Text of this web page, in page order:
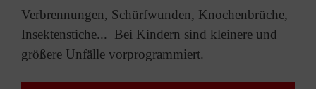
Verbrennungen, Schürfwunden, Knochenbrüche,
Insektenstiche... Bei Kindern sind kleinere und
größere Unfälle vorprogrammiert.